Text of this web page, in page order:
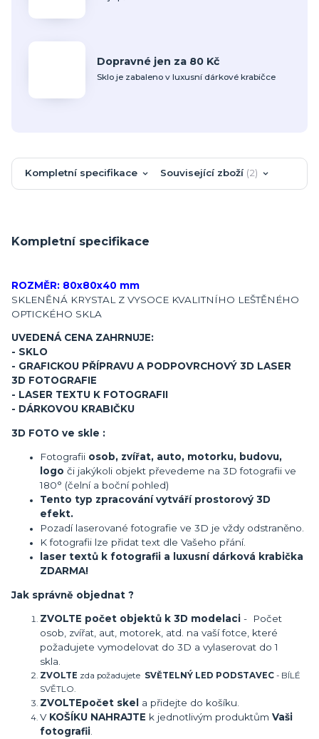
Dopravné jen za 80 Kč
Sklo je zabaleno v luxusní dárkové krabičce
Kompletní specifikace Související zboží 2
Kompletní specifikace
ROZMĚR: 80x80x40 mm
SKLENĚNÁ KRYSTAL Z VYSOCE KVALITNÍHO LEŠTĚNÉHO
OPTICKÉHO SKLA
UVEDENÁ CENA ZAHRNUJE:
- SKLO
- GRAFICKOU PŘÍPRAVU A PODPOVRCHOVÝ 3D LASER
3D FOTOGRAFIE
- LASER TEXTU K FOTOGRAFII
- DÁRKOVOU KRABIČKU
3D FOTO ve skle :
Fotografii osob, zvířat, auto, motorku, budovu,
logo či jakýkoli objekt převedeme na 3D fotografii ve
180° (čelní a boční pohled)
Tento typ zpracování vytváří prostorový 3D
efekt.
Pozadí laserované fotografie ve 3D je vždy odstraněno.
K fotografii lze přidat text dle Vašeho přání.
laser textů k fotografii a luxusní dárková krabička
ZDARMA!
Jak správně objednat ?
ZVOLTE počet objektů k 3D modelaci - Počet
osob, zvířat, aut, motorek, atd. na vaší fotce, které
požadujete vymodelovat do 3D a vylaserovat do 1
skla.
ZVOLTE zda požadujete SVĚTELNÝ LED PODSTAVEC - BÍLÉ
SVĚTLO.
ZVOLTEpočet skel
a přidejte do košíku.
V KOŠÍKU NAHRAJTE k jednotlivým produktům Vaši
fotografii